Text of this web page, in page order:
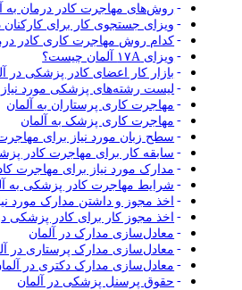
روش‌های مهاجرت کا‌در درمان به
ویزای جستجوی کار برای کارکنان
کدام روش مهاجرت کاری کادر
ویزای ۱۷A آلمان چیست؟
بازار کار اعضای کادر پزشکی در
لیست رشته‌های پزشکی مورد نیاز
مهاجرت کاری پرستاران به آلمان
مهاجرت کاری پزشک به آلمان
سطح زبان مورد نیاز برای
سابقه کار برای مهاجرت کادر
مدارک مورد نیاز برای مهاجرت
شرایط مهاجرت کادر پزشکی به
اخذ مجوز و داشتن مدارک مورد
اخذ مجوز کار برای کادر پزشکی
معادل‌سازی مدارک در آلمان
معادل‌سازی مدارک پرستاری در
معادل‌سازی مدارک دکتری در
حقوق پرسنل پزشکی در آلمان